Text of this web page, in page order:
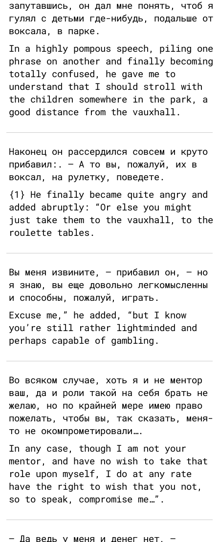
запутавшись, он дал мне понять, чтоб я
гулял с детьми где-нибудь, подальше от
воксала, в парке.
In a highly pompous speech, piling one
phrase on another and finally becoming
totally confused, he gave me to
understand that I should stroll with
the children somewhere in the park, a
good distance from the vauxhall.
Наконец он рассердился совсем и круто
прибавил:. — А то вы, пожалуй, их в
воксал, на рулетку, поведете.
{1} He finally became quite angry and
added abruptly: “Or else you might
just take them to the vauxhall, to the
roulette tables.
Вы меня извините, — прибавил он, — но
я знаю, вы еще довольно легкомысленны
и способны, пожалуй, играть.
Excuse me,” he added, “but I know
you’re still rather lightminded and
perhaps capable of gambling.
Во всяком случае, хоть я и не ментор
ваш, да и роли такой на себя брать не
желаю, но по крайней мере имею право
пожелать, чтобы вы, так сказать, меня-
то не окомпрометировали….
In any case, though I am not your
mentor, and have no wish to take that
role upon myself, I do at any rate
have the right to wish that you not,
so to speak, compromise me…”.
— Да ведь у меня и денег нет, —